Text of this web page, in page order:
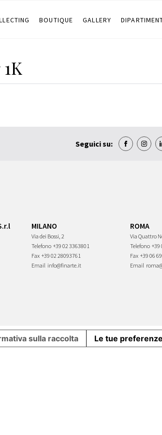
BOUTIQUE GALLERY
Seguici su:
MILANO
Via dei Bossi, 2
Telefono +39 02 3363801
Fax +39 02 28093761
Email info@finarte.it
ROMA
Via Quattro
Telefono +39
Fax +39 06
Email
sulla raccolta Le tue